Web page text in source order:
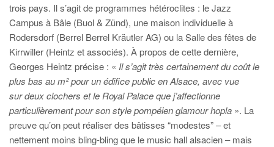
trois pays. Il s’agit de programmes hétéroclites : le Jazz
Campus à Bâle (Buol & Zünd), une maison individuelle à
Rodersdorf (Berrel Berrel Kräutler AG) ou la Salle des fêtes de
Kirrwiller (Heintz et associés). À propos de cette dernière,
Georges Heintz précise : « Il s’agit très certainement du coût le
plus bas au m² pour un édifice public en Alsace, avec vue
sur deux clochers et le Royal Palace que j’affectionne
particulièrement pour son style pompéien glamour hopla ». La
preuve qu’on peut réaliser des bâtisses “modestes” – et
nettement moins bling-bling que le music hall alsacien – mais